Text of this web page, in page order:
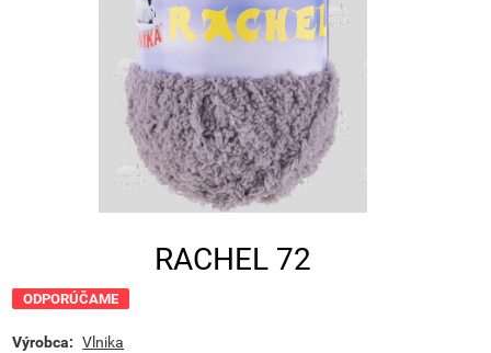
RACHEL 72
ODPORÚČAME
Výrobca: Vlnika